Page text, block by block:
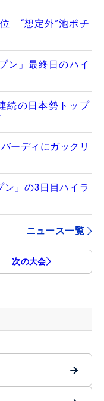
“想定外”池ポチ
ン」最終日のハイ
続の日本勢トップ
ーディにガックリ
ン」の3日目ハイラ
ニュース一覧
次の大会
→